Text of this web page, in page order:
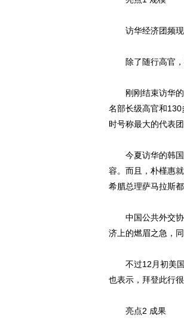
访华经济团频现
除了随行高官，
刚刚结束访华的
名部长级高官和
时号称最大的代表
今夏访华的韩国
容。而且，朴槿惠
希腊总理萨马拉斯
中国公共外交协
济上的燃眉之急，
不过12月初美国
也表示，拜登此行
亮点2 成果